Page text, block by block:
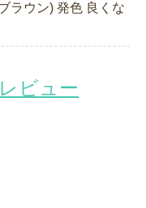
ラウン) 発色 良くな
ビュー